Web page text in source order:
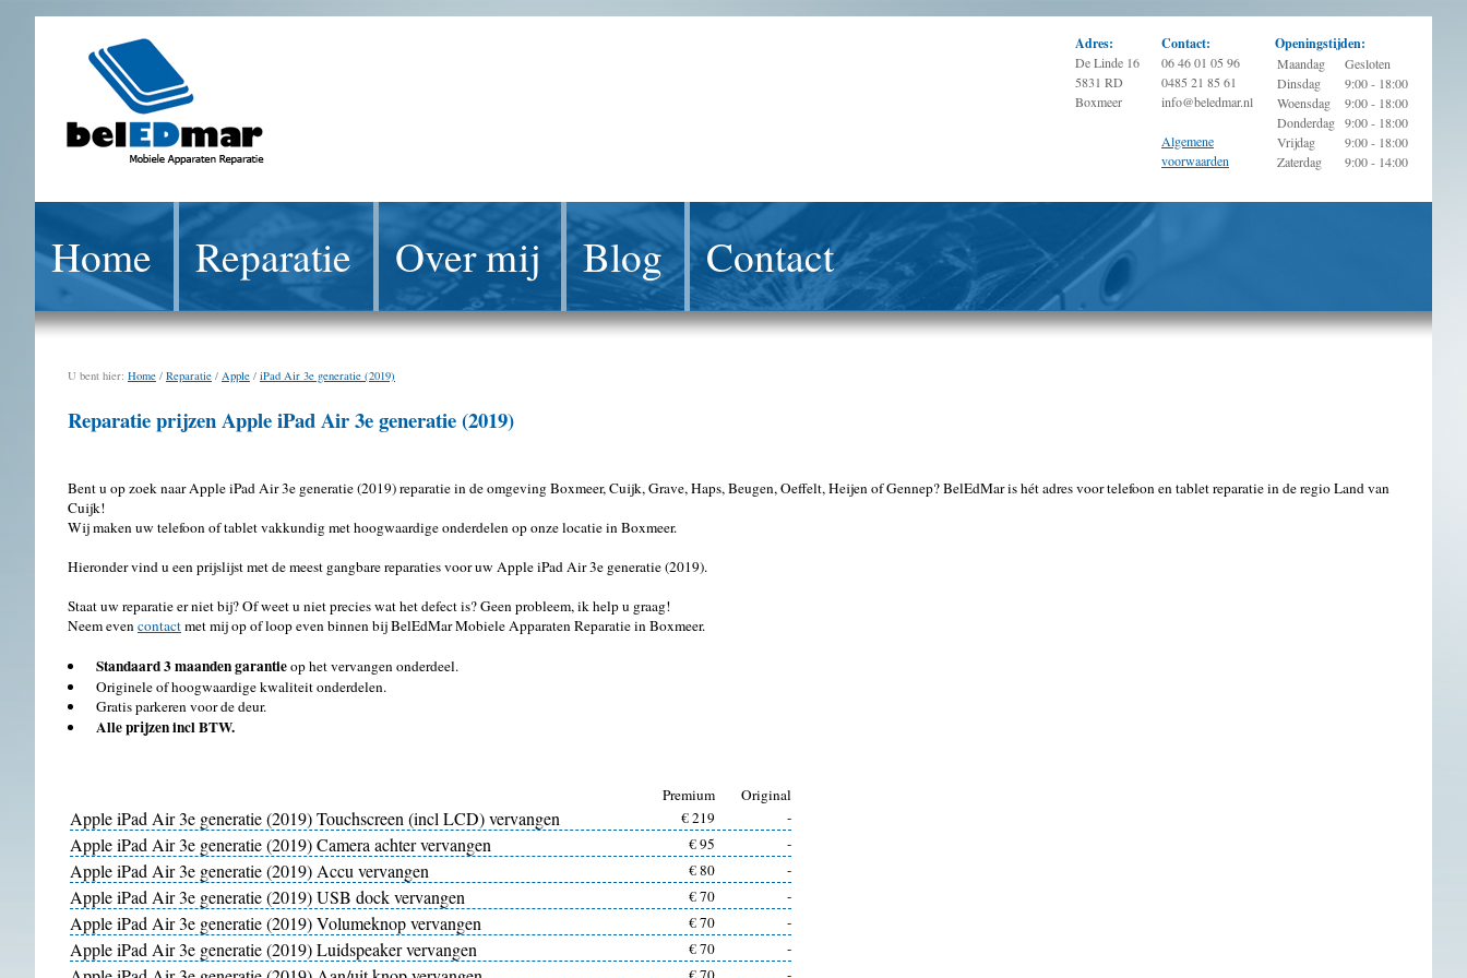
Openingstijden:
Maandag
Gesloten
Dinsdag
9:00 - 18:00
Woensdag
9:00 - 18:00
Donderdag 9:00 - 18:00
Vrijdag
9:00 - 18:00
Zaterdag
9:00 - 14:00
Contact:
06 46 01 05 96
0485 21 85 61
info@beledmar.nl
Algemene
voorwaarden
Adres:
De Linde 16
5831 RD
Boxmeer
Home Reparatie Over mij Blog Contact
U bent hier: Home / Reparatie / Apple / iPad Air 3e generatie (2019)
Reparatie prijzen Apple iPad Air 3e generatie (2019)
Bent u op zoek naar Apple iPad Air 3e generatie (2019) reparatie in de omgeving Boxmeer, Cuijk, Grave, Haps, Beugen, Oeffelt, Heijen of Gennep? BelEdMar is hét adres voor telefoon en tablet reparatie in de regio Land van
Cuijk!
Wij maken uw telefoon of tablet vakkundig met hoogwaardige onderdelen op onze locatie in Boxmeer.
Hieronder vind u een prijslijst met de meest gangbare reparaties voor uw Apple iPad Air 3e generatie (2019).
Staat uw reparatie er niet bij? Of weet u niet precies wat het defect is? Geen probleem, ik help u graag!
Neem evencontactmet mij op of loop even binnen bij BelEdMar Mobiele Apparaten Reparatie in Boxmeer.
Standaard 3 maanden garantieop het vervangen onderdeel.
Originele of hoogwaardige kwaliteit onderdelen.
Gratis parkeren voor de deur.
Alle prijzen incl BTW.
Premium Original
Apple iPad Air 3e generatie (2019) Touchscreen (incl LCD) vervangen € 219 -
Apple iPad Air 3e generatie (2019) Camera achter vervangen € 95 -
Apple iPad Air 3e generatie (2019) Accu vervangen € 80 -
Apple iPad Air 3e generatie (2019) USB dock vervangen € 70 -
Apple iPad Air 3e generatie (2019) Volumeknop vervangen € 70 -
Apple iPad Air 3e generatie (2019) Luidspeaker vervangen € 70 -